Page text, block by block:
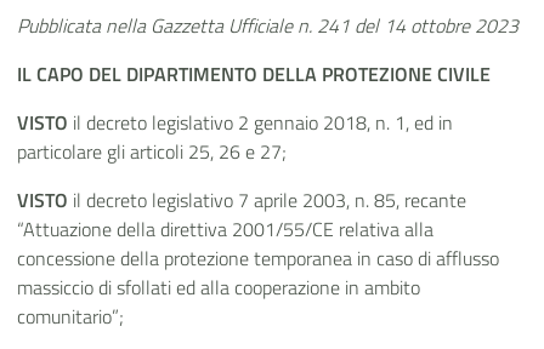
Pubblicata nella Gazzetta Ufficiale n. 241 del 14 ottobre 2023
IL CAPO DEL DIPARTIMENTO DELLA PROTEZIONE CIVILE
VISTO il decreto legislativo 2 gennaio 2018, n. 1, ed in
particolare gli articoli 25, 26 e 27;
VISTO il decreto legislativo 7 aprile 2003, n. 85, recante
“Attuazione della direttiva 2001/55/CE relativa alla
concessione della protezione temporanea in caso di afflusso
massiccio di sfollati ed alla cooperazione in ambito
comunitario”;